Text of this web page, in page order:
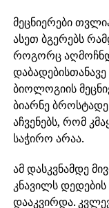
მეცნიერები
ასეთ ბგერებს
როგორც
ბიოლოგიის
ბიარნე
აჩვენებს, რომ
საჭირო არაა.
ამ დასკვნამდე
კნავილს
დააკვირდა.